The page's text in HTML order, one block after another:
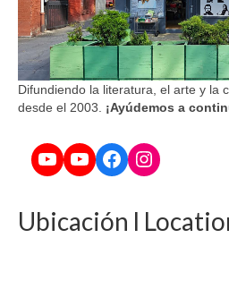
Difundiendo la literatura, el arte y la
desde el 2003. ¡Ayúdemos a
YouTube
YouTube
Facebook
Instagram
Ubicación l